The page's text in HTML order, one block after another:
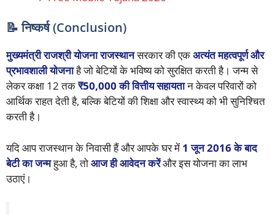
📝 निष्कर्ष (Conclusion)
मुख्यमंत्री राजश्री योजना राजस्थानसरकार की एकअत्यंत महत्वपूर्ण और
प्रभावशाली योजनाहै जो बेटियों के भविष्य को सुरक्षित करती है। जन्म से
लेकर कक्षा 12 तक₹50,000 की वित्तीय सहायतान केवल परिवारों को
आर्थिक राहत देती है, बल्कि बेटियों की शिक्षा और स्वास्थ्य को भी सुनिश्चित
करती है।
यदि आप राजस्थान के निवासी हैं और आपके घर में 1 जून 2016 के बाद
बेटी का जन्महुआ है, तोआज ही आवेदन करेंऔर इस योजना का लाभ
उठाएं।